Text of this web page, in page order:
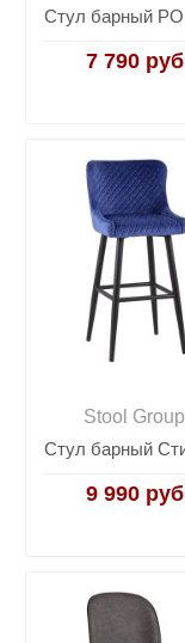
7 790 руб
Stool Group
9 990 руб